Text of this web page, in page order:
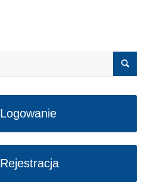
Logowanie
Rejestracja